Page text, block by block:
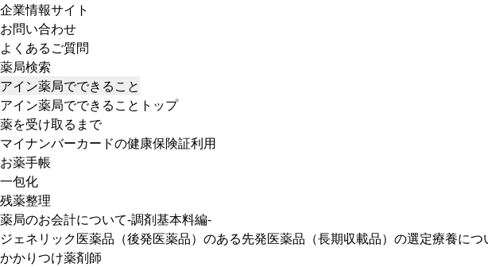
企業情報サイト
お問い合わせ
よくあるご質問
薬局検索
アイン薬局でできること
アイン薬局でできることトップ
薬を受け取るまで
マイナンバーカードの健康保険証利用
お薬手帳
一包化
残薬整理
薬局のお会計について-調剤基本料編-
ジェネリック医薬品（後発医薬品）のある先発医薬品（長期収載品）の選定療養につ
かかりつけ薬剤師